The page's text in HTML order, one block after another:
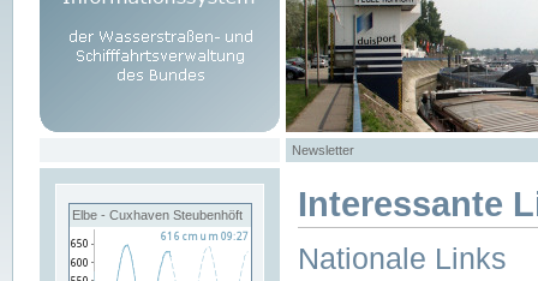
Newsletter
Elbe - Cuxhaven Steubenhöft Interessante
Nationale Links